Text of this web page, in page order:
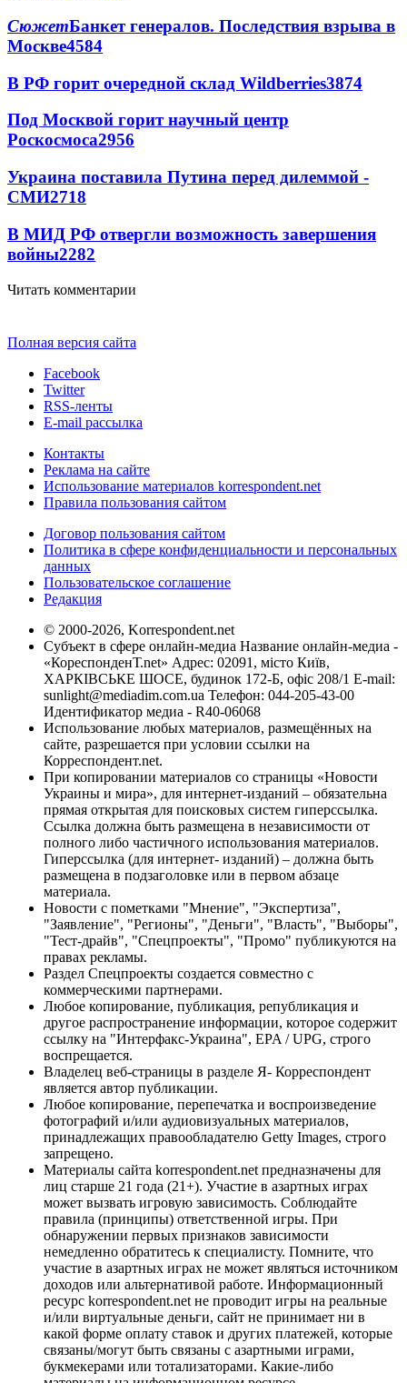
СюжетБанкет генералов. Последствия взрыва в
Москве4584
В РФ горит очередной склад Wildberries3874
Под Москвой горит научный центр
Роскосмоса2956
Украина поставила Путина перед дилеммой -
СМИ2718
В МИД РФ отвергли возможность завершения
войны2282
Читать комментарии
Полная версия сайта
Facebook
Twitter
RSS-ленты
E-mail рассылка
Контакты
Реклама на сайте
Использование материалов korrespondent.net
Правила пользования сайтом
Договор пользования сайтом
Политика в сфере конфиденциальности и персональных
данных
Пользовательское соглашение
Редакция
© 2000-2026, Korrespondent.net
Субъект в сфере онлайн-медиа Название онлайн-медиа -
«КореспонденТ.net» Адрес: 02091, місто Київ,
ХАРКІВСЬКЕ ШОСЕ, будинок 172-Б, офіс 208/1 E-mail:
sunlight@mediadim.com.ua Телефон: 044-205-43-00
Идентификатор медиа - R40-06068
Использование любых материалов, размещённых на
сайте, разрешается при условии ссылки на
Корреспондент.net.
При копировании материалов со страницы «Новости
Украины и мира», для интернет-изданий – обязательна
прямая открытая для поисковых систем гиперссылка.
Ссылка должна быть размещена в независимости от
полного либо частичного использования материалов.
Гиперссылка (для интернет- изданий) – должна быть
размещена в подзаголовке или в первом абзаце
материала.
Новости с пометками "Мнение", "Экспертиза",
"Заявление", "Регионы", "Деньги", "Власть", "Выборы",
"Тест-драйв", "Спецпроекты", "Промо" публикуются на
правах рекламы.
Раздел Спецпроекты создается совместно с
коммерческими партнерами.
Любое копирование, публикация, републикация и
другое распространение информации, которое содержит
ссылку на "Интерфакс-Украина", EPA / UPG, строго
воспрещается.
Владелец веб-страницы в разделе Я- Корреспондент
является автор публикации.
Любое копирование, перепечатка и воспроизведение
фотографий и/или аудиовизуальных материалов,
принадлежащих правообладателю Getty Images, строго
запрещено.
Материалы сайта korrespondent.net предназначены для
лиц старше 21 года (21+). Участие в азартных играх
может вызвать игровую зависимость. Соблюдайте
правила (принципы) ответственной игры. При
обнаружении первых признаков зависимости
немедленно обратитесь к специалисту. Помните, что
участие в азартных играх не может являться источником
доходов или альтернативой работе. Информационный
ресурс korrespondent.net не проводит игры на реальные
и/или виртуальные деньги, сайт не принимает ни в
какой форме оплату ставок и других платежей, которые
связаны/могут быть связаны с азартными играми,
букмекерами или тотализаторами. Какие-либо